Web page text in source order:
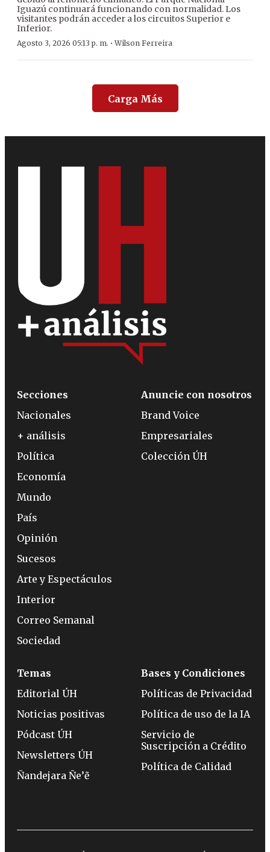
Iguazú continuará funcionando con normalidad. Los
visitantes podrán acceder a los circuitos Superior e
Inferior.
Agosto 3, 2026 05:13 p. m. ·Wilson Ferreira
Carga Más
Secciones
Nacionales
+ análisis
Política
Economía
Mundo
País
Opinión
Sucesos
Arte y Espectáculos
Interior
Correo Semanal
Sociedad
Anuncie con nosotros
Brand Voice
Empresariales
Colección ÚH
Temas
Editorial ÚH
Noticias positivas
Pódcast ÚH
Newsletters ÚH
Ñandejara Ñe’ẽ
Bases y Condiciones
Políticas de Privacidad
Política de uso de la IA
Servicio de
Suscripción a Crédito
Política de Calidad